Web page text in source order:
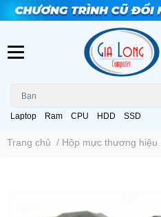
Laptop Ram CPU HDD SSD
Trang chủ / Hộp mực thương hiệu